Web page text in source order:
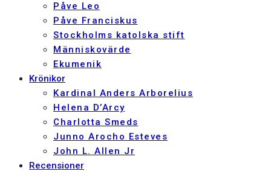
Påve Leo
Påve Franciskus
Stockholms katolska stift
Människovärde
Ekumenik
Krönikor
Kardinal Anders Arborelius
Helena D’Arcy
Charlotta Smeds
Junno Arocho Esteves
John L. Allen Jr
Recensioner